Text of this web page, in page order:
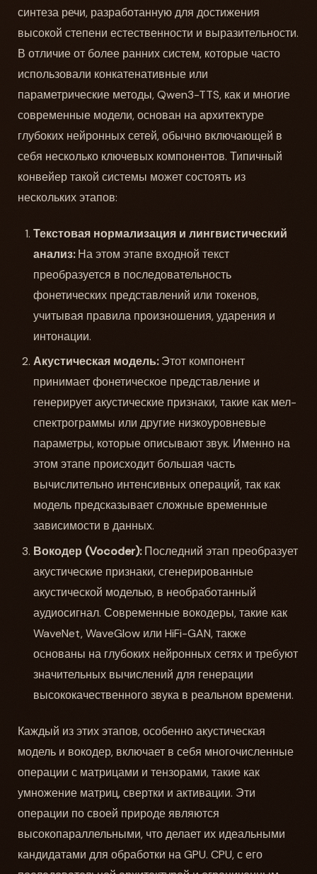
синтеза речи, разработанную для достижения
высокой степени естественности и выразительности.
В отличие от более ранних систем, которые часто
использовали конкатенативные или
параметрические методы, Qwen3-TTS, как и многие
современные модели, основан на архитектуре
глубоких нейронных сетей, обычно включающей в
себя несколько ключевых компонентов. Типичный
конвейер такой системы может состоять из
нескольких этапов:
Текстовая нормализация и лингвистический
анализ:На этом этапе входной текст
преобразуется в последовательность
фонетических представлений или токенов,
учитывая правила произношения, ударения и
интонации.
Акустическая модель:Этот компонент
принимает фонетическое представление и
генерирует акустические признаки, такие как мел-
спектрограммы или другие низкоуровневые
параметры, которые описывают звук. Именно на
этом этапе происходит большая часть
вычислительно интенсивных операций, так как
модель предсказывает сложные временные
зависимости в данных.
Вокодер (Vocoder):Последний этап преобразует
акустические признаки, сгенерированные
акустической моделью, в необработанный
аудиосигнал. Современные вокодеры, такие как
WaveNet, WaveGlow или HiFi-GAN, также
основаны на глубоких нейронных сетях и требуют
значительных вычислений для генерации
высококачественного звука в реальном времени.
Каждый из этих этапов, особенно акустическая
модель и вокодер, включает в себя многочисленные
операции с матрицами и тензорами, такие как
умножение матриц, свертки и активации. Эти
операции по своей природе являются
высокопараллельными, что делает их идеальными
кандидатами для обработки на GPU. CPU, с его